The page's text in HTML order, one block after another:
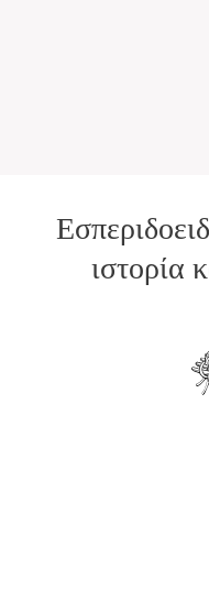
ιστορία